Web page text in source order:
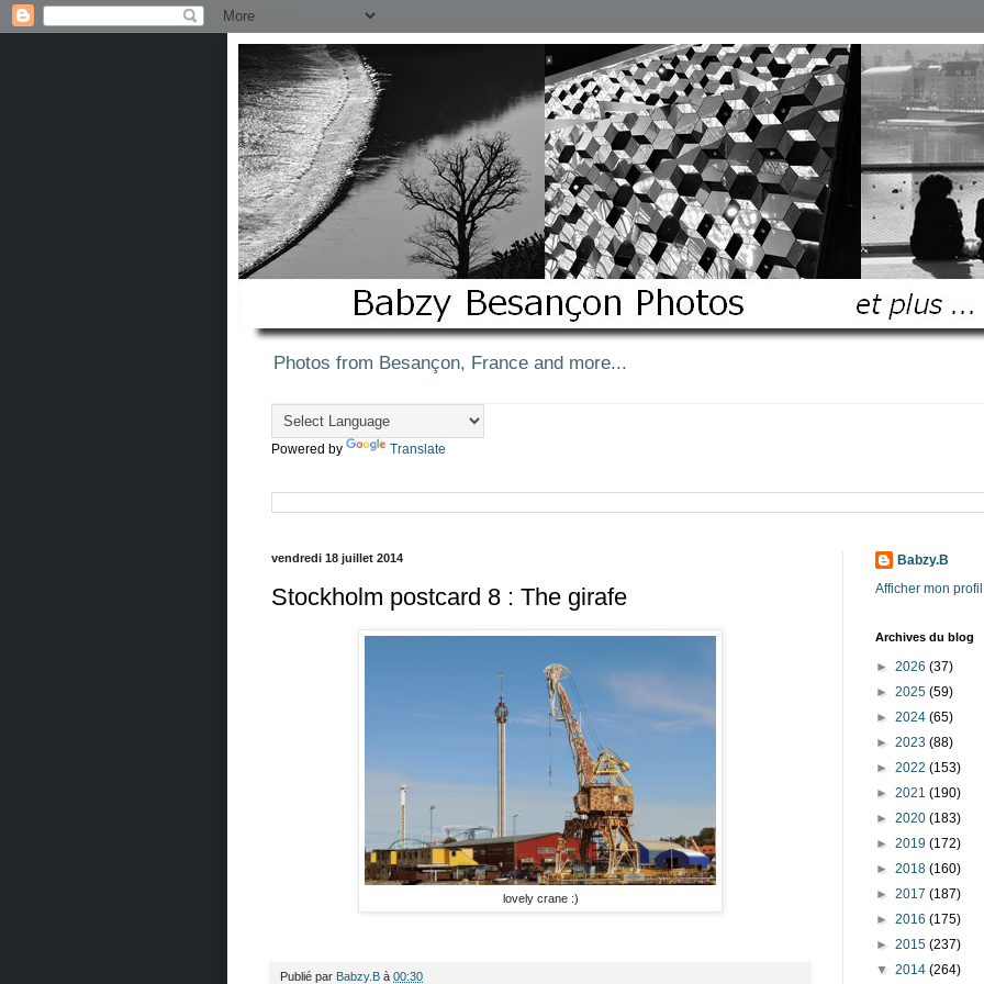
Photos from Besançon, France and more...
Powered by Translate
vendredi 18 juillet 2014
Stockholm postcard 8 : The girafe
lovely crane :)
Publié par Babzy.B à 00:30
Babzy.B
Afficher mon
Archives du blog
► 2026 (37)
► 2025 (59)
► 2024 (65)
► 2023 (88)
► 2022 (153)
► 2021 (190)
► 2020 (183)
► 2019 (172)
► 2018 (160)
► 2017 (187)
► 2016 (175)
► 2015 (237)
▼ 2014 (264)